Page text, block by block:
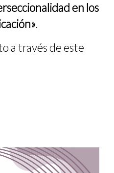
en los
.
a través deeste